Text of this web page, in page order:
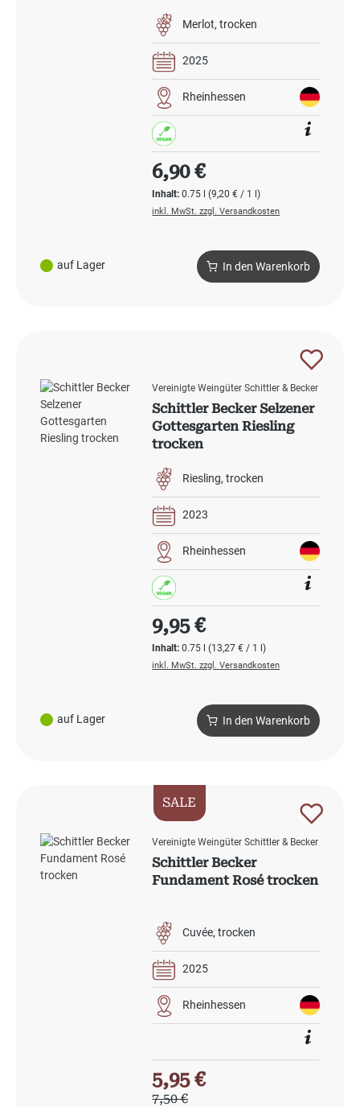
auf Lager
Merlot trocken
2025
Rheinhessen
Inhalt:0.75 l(9,20 € / 1 l)
Regulärer Preis:
6,90 €
inkl. MwSt. zzgl. Versandkosten
In den Warenkorb
auf Lager
Vereinigte Weingüter Schittler & Becker
Schittler Becker Selzener
Gottesgarten Riesling
trocken
Riesling trocken
2023
Rheinhessen
Inhalt:0.75 l(13,27 € / 1 l)
Regulärer Preis:
9,95 €
inkl. MwSt. zzgl. Versandkosten
In den Warenkorb
SALE
Vereinigte Weingüter Schittler & Becker
Schittler Becker
Fundament Rosé trocken
Cuvée trocken
2025
Rheinhessen
Verkaufspreis:
5,95 €
Regulärer Preis:
7,50 €